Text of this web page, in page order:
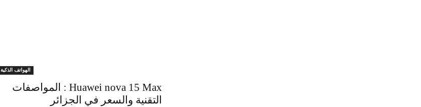
الهواتف الذكية
Huawei nova 15 Max : المواصفات
التقنية والسعر في الجزائر